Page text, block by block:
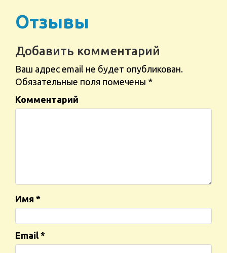
Отзывы
Добавить комментарий
Ваш адрес email не будет опубликован.
Обязательные поля помечены *
Комментарий
Имя *
Email *